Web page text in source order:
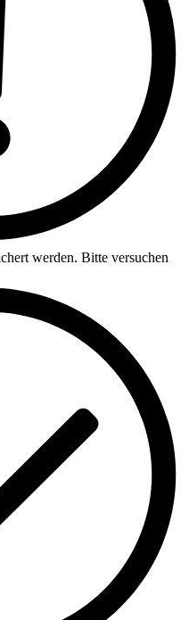
werden. Bitte versuchen